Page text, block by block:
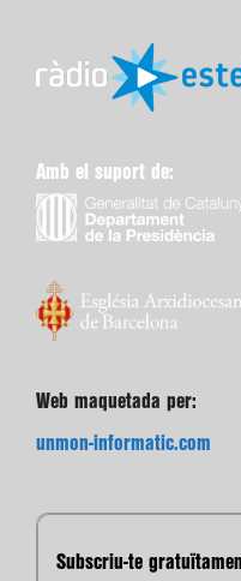
Amb el suport de:
Web maquetada per:
unmon-informatic.com
Subscriu-te